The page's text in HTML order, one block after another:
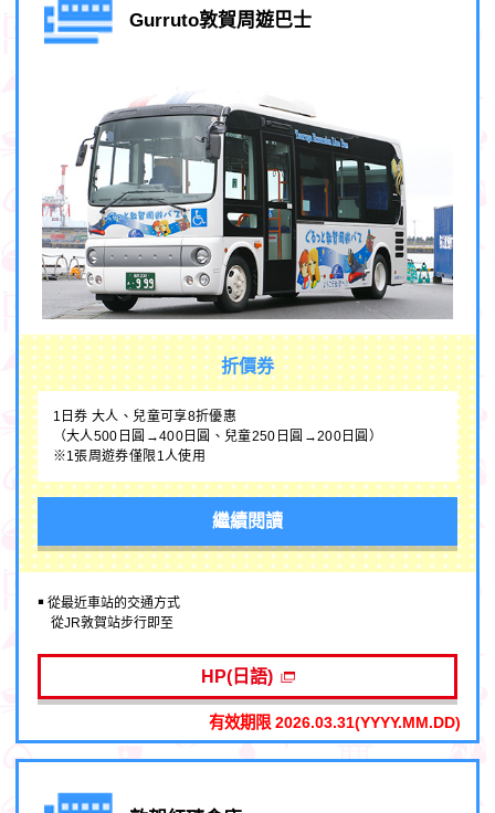
Gurruto敦賀周遊巴士
折價券
1日券 大人、兒童可享8折優惠
（大人500日圓→400日圓、兒童250日圓→200日圓）
※1張周遊券僅限1人使用
繼續閱讀
￭ 從最近車站的交通方式
從JR敦賀站步行即至
HP(日語)
有效期限 2026.03.31(YYYY.MM.DD)